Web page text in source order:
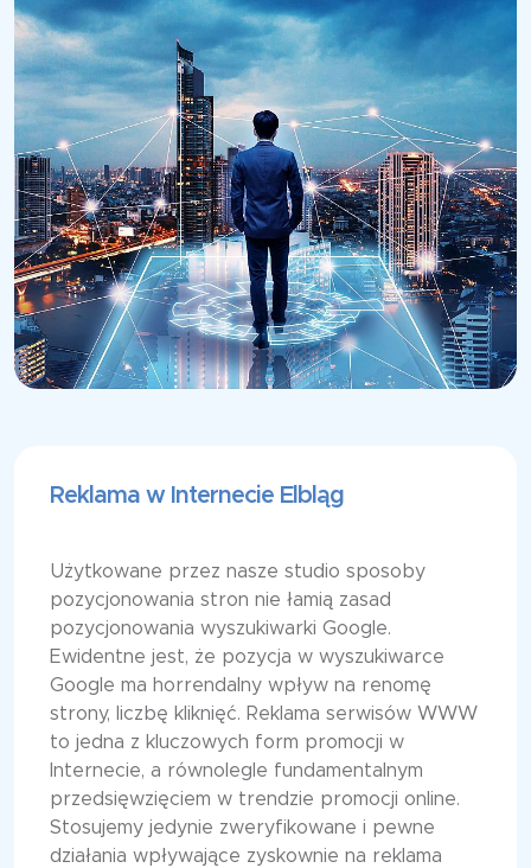
Reklama w Internecie Elbląg
Użytkowane przez nasze studio sposoby
pozycjonowania stron nie łamią zasad
pozycjonowania wyszukiwarki Google.
Ewidentne jest, że pozycja w wyszukiwarce
Google ma horrendalny wpływ na renomę
strony, liczbę kliknięć. Reklama serwisów WWW
to jedna z kluczowych form promocji w
Internecie, a równolegle fundamentalnym
przedsięwzięciem w trendzie promocji online.
Stosujemy jedynie zweryfikowane i pewne
działania wpływające zyskownie na reklama